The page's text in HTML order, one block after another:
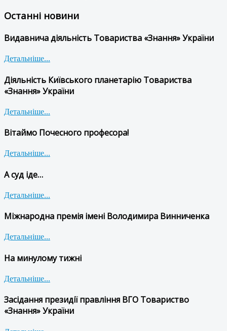
Останні новини
Видавнича діяльність Товариства «Знання» України
Детальніше...
Діяльність Київського планетарію Товариства
«Знання» України
Детальніше...
Вітаймо Почесного професора!
Детальніше...
А суд іде…
Детальніше...
Міжнародна премія імені Володимира Винниченка
Детальніше...
На минулому тижні
Детальніше...
Засідання президії правління ВГО Товариство
«Знання» України